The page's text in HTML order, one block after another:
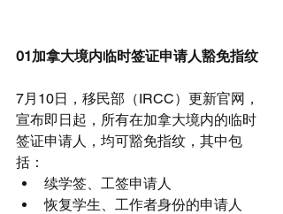
01加拿大境内临时签证申请人豁免指纹
7月10日，移民部（IRCC）更新官网，
宣布即日起，所有在加拿大境内的临时
签证申请人，均可豁免指纹，其中包
括：
续学签、工签申请人
恢复学生、工作者身份的申请人